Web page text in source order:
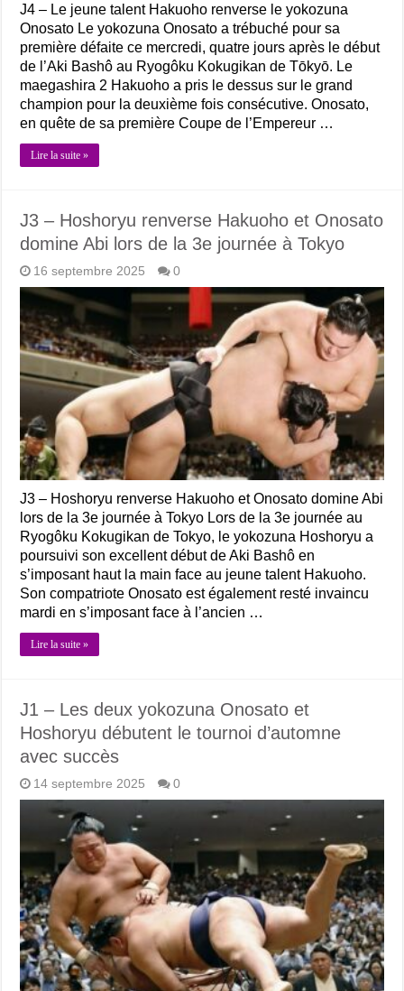
J4 – Le jeune talent Hakuoho renverse le yokozuna
Onosato Le yokozuna Onosato a trébuché pour sa
première défaite ce mercredi, quatre jours après le début
de l’Aki Bashô au Ryogôku Kokugikan de Tōkyō. Le
maegashira 2 Hakuoho a pris le dessus sur le grand
champion pour la deuxième fois consécutive. Onosato,
en quête de sa première Coupe de l’Empereur …
Lire la suite »
J3 – Hoshoryu renverse Hakuoho et Onosato
domine Abi lors de la 3e journée à Tokyo
16 septembre 2025 0
J3 – Hoshoryu renverse Hakuoho et Onosato domine Abi
lors de la 3e journée à Tokyo Lors de la 3e journée au
Ryogôku Kokugikan de Tokyo, le yokozuna Hoshoryu a
poursuivi son excellent début de Aki Bashô en
s’imposant haut la main face au jeune talent Hakuoho.
Son compatriote Onosato est également resté invaincu
mardi en s’imposant face à l’ancien …
Lire la suite »
J1 – Les deux yokozuna Onosato et
Hoshoryu débutent le tournoi d’automne
avec succès
14 septembre 2025 0